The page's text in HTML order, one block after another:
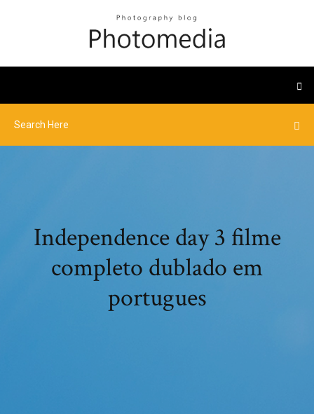
Independence day 3 filme
completo dublado em
portugues